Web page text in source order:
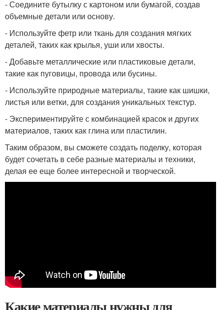
- Соедините бутылку с картоном или бумагой, создав
объемные детали или основу.
- Используйте фетр или ткань для создания мягких
деталей, таких как крылья, уши или хвосты.
- Добавьте металлические или пластиковые детали,
такие как пуговицы, провода или бусины.
- Используйте природные материалы, такие как шишки,
листья или ветки, для создания уникальных текстур.
- Экспериментируйте с комбинацией красок и других
материалов, таких как глина или пластилин.
Таким образом, вы сможете создать поделку, которая
будет сочетать в себе разные материалы и техники,
делая ее еще более интересной и творческой.